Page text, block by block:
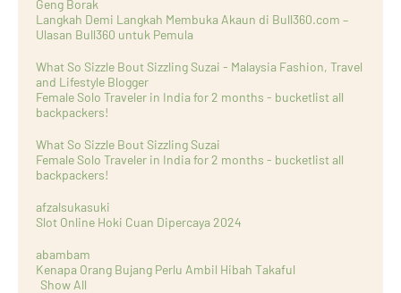
Geng Borak
Langkah Demi Langkah Membuka Akaun di Bull360.com –
Ulasan Bull360 untuk Pemula
What So Sizzle Bout Sizzling Suzai - Malaysia Fashion, Travel
and Lifestyle Blogger
Female Solo Traveler in India for 2 months - bucketlist all
backpackers!
What So Sizzle Bout Sizzling Suzai
Female Solo Traveler in India for 2 months - bucketlist all
backpackers!
afzalsukasuki
Slot Online Hoki Cuan Dipercaya 2024
abambam
Kenapa Orang Bujang Perlu Ambil Hibah Takaful
Show All